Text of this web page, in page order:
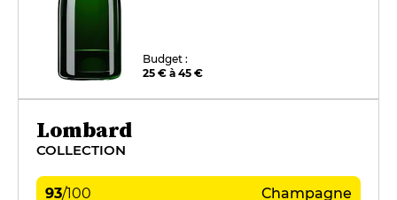
Budget :
25 € à 45 €
Lombard
COLLECTION
93/100 Champagne